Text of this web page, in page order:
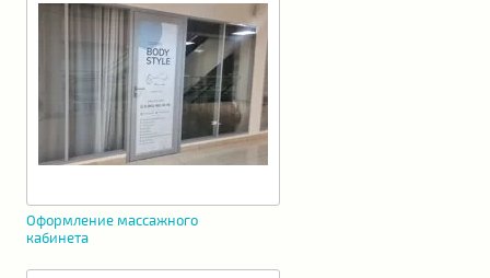
Оформление массажного
кабинета